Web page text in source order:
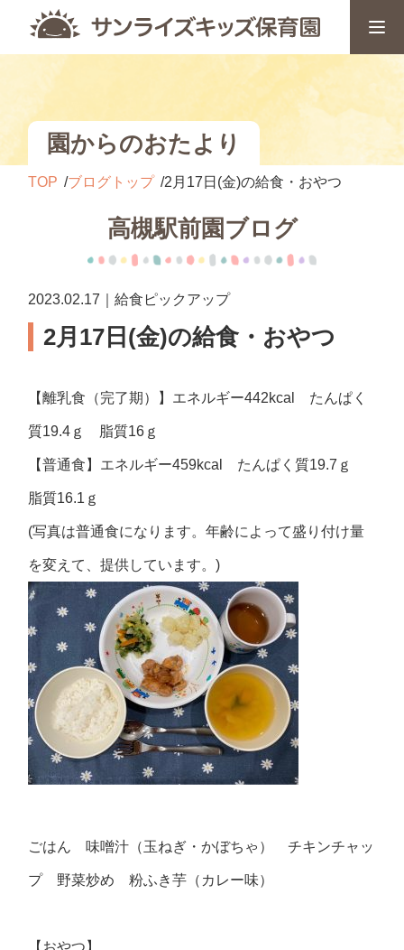
園からのおたより
TOP ブログトップ 2月17日(金)の給食・おやつ
高槻駅前園ブログ
2023.02.17｜給食ピックアップ
2月17日(金)の給食・おやつ
【離乳食（完了期）】エネルギー442kcal たんぱく
質19.4ｇ 脂質16ｇ
【普通食】エネルギー459kcal たんぱく質19.7ｇ
脂質16.1ｇ
(写真は普通食になります。年齢によって盛り付け量
を変えて、提供しています。)
ごはん 味噌汁（玉ねぎ・かぼちゃ） チキンチャッ
プ 野菜炒め 粉ふき芋（カレー味）
【おやつ】